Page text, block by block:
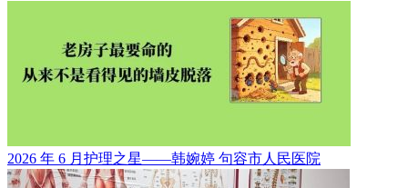
2026 年 6 月护理之星——韩婉婷 句容市人民医院